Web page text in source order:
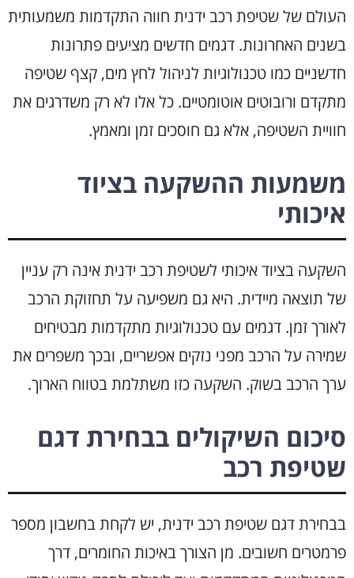
העולם של שטיפת רכב ידנית חווה התקדמות משמעותית
בשנים האחרונות. דגמים חדשים מציעים פתרונות
חדשניים כמו טכנולוגיות לניהול לחץ מים, קצף שטיפה
מתקדם ורובוטים אוטומטיים. כל אלו לא רק משדרגים את
חוויית השטיפה, אלא גם חוסכים זמן ומאמץ.
משמעות ההשקעה בציוד
איכותי
השקעה בציוד איכותי לשטיפת רכב ידנית אינה רק עניין
של תוצאה מיידית. היא גם משפיעה על תחזוקת הרכב
לאורך זמן. דגמים עם טכנולוגיות מתקדמות מבטיחים
שמירה על הרכב מפני נזקים אפשריים, ובכך משפרים את
ערך הרכב בשוק. השקעה כזו משתלמת בטווח הארוך.
סיכום השיקולים בבחירת דגם
שטיפת רכב
בבחירת דגם שטיפת רכב ידנית, יש לקחת בחשבון מספר
פרמטרים חשובים. מן הצורך באיכות החומרים, דרך